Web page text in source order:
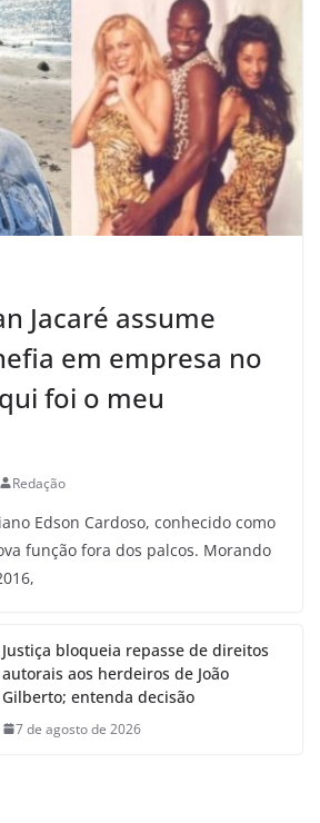
Jacaré assume
em empresa no
foi o meu
Redação
Edson Cardoso, conhecido como
função fora dos palcos. Morando
Justiça bloqueia repasse de direitos
autorais aos herdeiros de João
Gilberto; entenda decisão
7 de agosto de 2026